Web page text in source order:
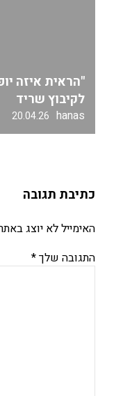
"הראית איזה
לקיבוץ שריד
hanas
20.04.26
כתיבת תגובה
האימייל לא יוצג
התגובה שלך*